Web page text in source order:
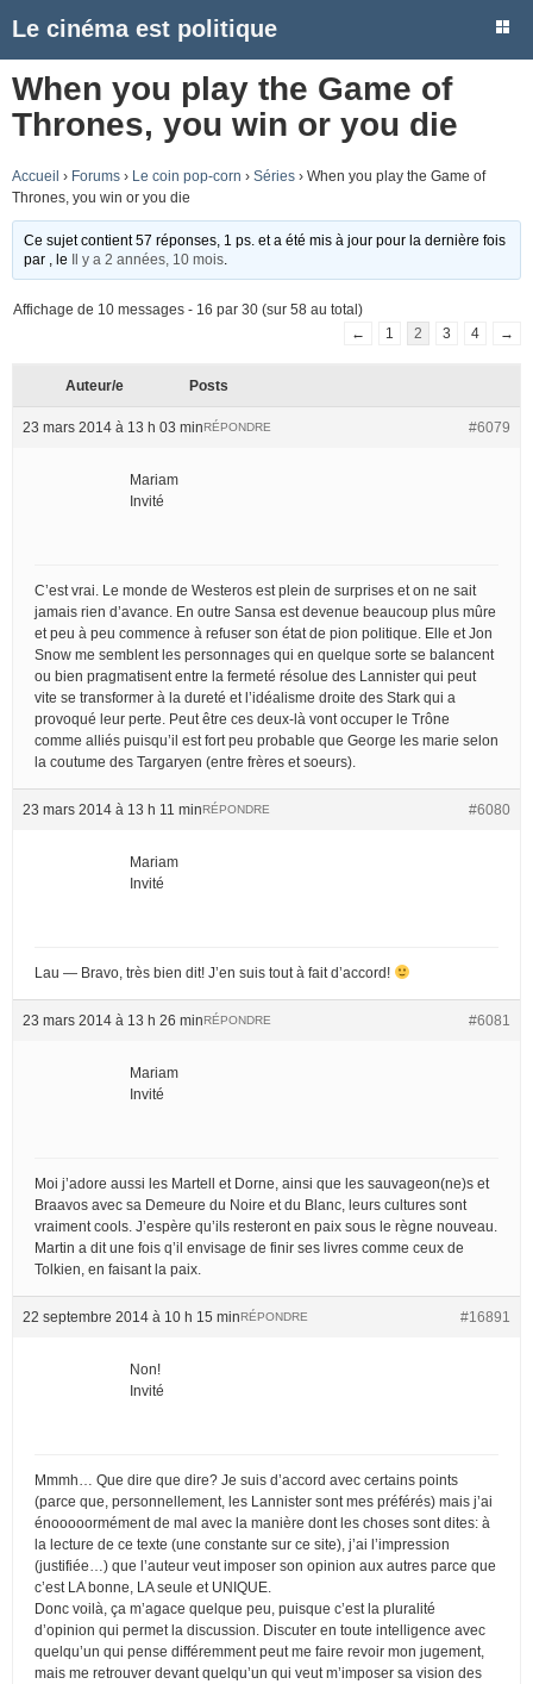
Le cinéma est politique
When you play the Game of
Thrones, you win or you die
Accueil › Forums › Le coin pop-corn › Séries › When you play the Game of
Thrones, you win or you die
Ce sujet contient 57 réponses, 1 ps. et a été mis à jour pour la dernière fois
par
, le Il y a 2 années, 10 mois
Affichage de 10 messages - 16 par 30 (sur 58 au total)
←
1 2 3 4 →
Auteur/e Posts
23 mars 2014 à 13 h 03 min #6079
RÉPONDRE
Mariam
Invité
C’est vrai. Le monde de Westeros est plein de surprises et on ne sait
jamais rien d’avance. En outre Sansa est devenue beaucoup plus mûre
et peu à peu commence à refuser son état de pion politique. Elle et Jon
Snow me semblent les personnages qui en quelque sorte se balancent
ou bien pragmatisent entre la fermeté résolue des Lannister qui peut
vite se transformer à la dureté et l’idéalisme droite des Stark qui a
provoqué leur perte. Peut être ces deux-là vont occuper le Trône
comme alliés puisqu’il est fort peu probable que George les marie selon
la coutume des Targaryen (entre frères et soeurs).
23 mars 2014 à 13 h 11 min #6080
RÉPONDRE
Mariam
Invité
Lau — Bravo, très bien dit! J’en suis tout à fait d’accord!
23 mars 2014 à 13 h 26 min #6081
RÉPONDRE
Mariam
Invité
Moi j’adore aussi les Martell et Dorne, ainsi que les sauvageon(ne)s et
Braavos avec sa Demeure du Noire et du Blanc, leurs cultures sont
vraiment cools. J’espère qu’ils resteront en paix sous le règne nouveau.
Martin a dit une fois q’il envisage de finir ses livres comme ceux de
Tolkien, en faisant la paix.
22 septembre 2014 à 10 h 15 min #16891
RÉPONDRE
Non!
Invité
Mmmh… Que dire que dire? Je suis d’accord avec certains points
(parce que, personnellement, les Lannister sont mes préférés) mais j’ai
énooooormément de mal avec la manière dont les choses sont dites: à
la lecture de ce texte (une constante sur ce site), j’ai l’impression
(justifiée…) que l’auteur veut imposer son opinion aux autres parce que
c’est LA bonne, LA seule et UNIQUE.
Donc voilà, ça m’agace quelque peu, puisque c’est la pluralité
d’opinion qui permet la discussion. Discuter en toute intelligence avec
quelqu’un qui pense différemment peut me faire revoir mon jugement,
mais me retrouver devant quelqu’un qui veut m’imposer sa vision des